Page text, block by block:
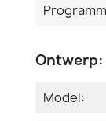
Ontwerp:
Model: